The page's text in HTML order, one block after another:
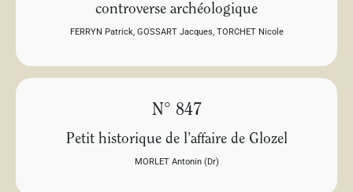
controverse archéologique
FERRYN Patrick, GOSSART Jacques, TORCHET Nicole
N° 847
Petit historique de l’affaire de Glozel
MORLET Antonin (Dr)